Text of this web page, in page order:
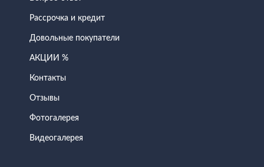
Рассрочка и кредит
Довольные покупатели
АКЦИИ %
Контакты
Отзывы
Фотогалерея
Видеогалерея